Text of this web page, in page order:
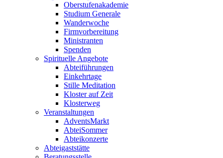
Oberstufenakademie
Studium Generale
Wanderwoche
Firmvorbereitung
Ministranten
Spenden
Spirituelle Angebote
Abteiführungen
Einkehrtage
Stille Meditation
Kloster auf Zeit
Klosterweg
Veranstaltungen
AdventsMarkt
AbteiSommer
Abteikonzerte
Abteigaststätte